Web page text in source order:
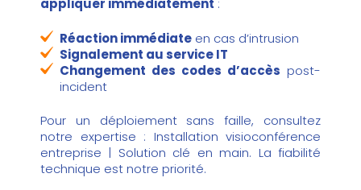
appliquer immédiatement :
Réaction immédiate en cas d’intrusion
Signalement au service IT
Changement des codes d’accès post-
incident
Pour un déploiement sans faille, consultez
notre expertise : Installation visioconférence
entreprise | Solution clé en main. La fiabilité
technique est notre priorité.